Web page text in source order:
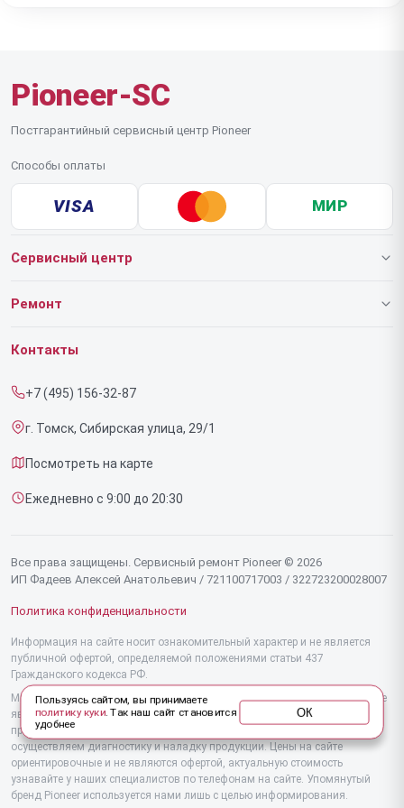
Pioneer-SC
Постгарантийный сервисный центр Pioneer
Способы оплаты
VISA МИР
Сервисный центр
О нашем сервисе
Срочный ремонт
Доставка и способы оплаты
Диагностика
Контакты
Ремонт
Роботов-пылесосов
Секвенсоров
Наушников
Микшерных пультов
Вертикальных пылесосов
Микроволновых печей
Гладильных станций
Контакты
+7 (495) 156-32-87
г. Томск, Сибирская улица, 29/1
Посмотреть на карте
Ежедневно с 9:00 до 20:30
Все права защищены. Сервисный ремонт Pioneer © 2026
ИП Фадеев Алексей Анатольевич / 721100717003 / 322723200028007
Политика конфиденциальности
Информация на сайте носит ознакомительный характер и не является
публичной офертой, определяемой положениями статьи 437
Гражданского кодекса РФ.
Мы специализируемся на обслуживании и ремонте техники Pioneer, но не
являемся их официальным представителем. Предоставляем
профессиональные услуги после истечения гарантии, а также
осуществляем диагностику и наладку продукции. Цены на сайте
ориентировочные и не являются офертой, актуальную стоимость
узнавайте у наших специалистов по телефонам на сайте. Упомянутый
бренд Pioneer используется нами лишь с целью информирования.
Пользуясь сайтом, вы принимаете
политику куки. Так наш сайт становится
удобнее
ОК